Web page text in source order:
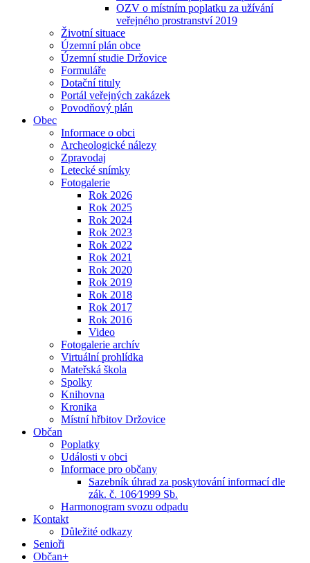
OZV o místním poplatku za užívání
veřejného prostranství 2019
Životní situace
Územní plán obce
Územní studie Držovice
Formuláře
Dotační tituly
Portál veřejných zakázek
Povodňový plán
Obec
Informace o obci
Archeologické nálezy
Zpravodaj
Letecké snímky
Fotogalerie
Rok 2026
Rok 2025
Rok 2024
Rok 2023
Rok 2022
Rok 2021
Rok 2020
Rok 2019
Rok 2018
Rok 2017
Rok 2016
Video
Fotogalerie archív
Virtuální prohlídka
Mateřská škola
Spolky
Knihovna
Kronika
Místní hřbitov Držovice
Občan
Poplatky
Události v obci
Informace pro občany
Sazebník úhrad za poskytování informací dle
zák. č. 106⁄1999 Sb.
Harmonogram svozu odpadu
Kontakt
Důležité odkazy
Senioři
Občan+